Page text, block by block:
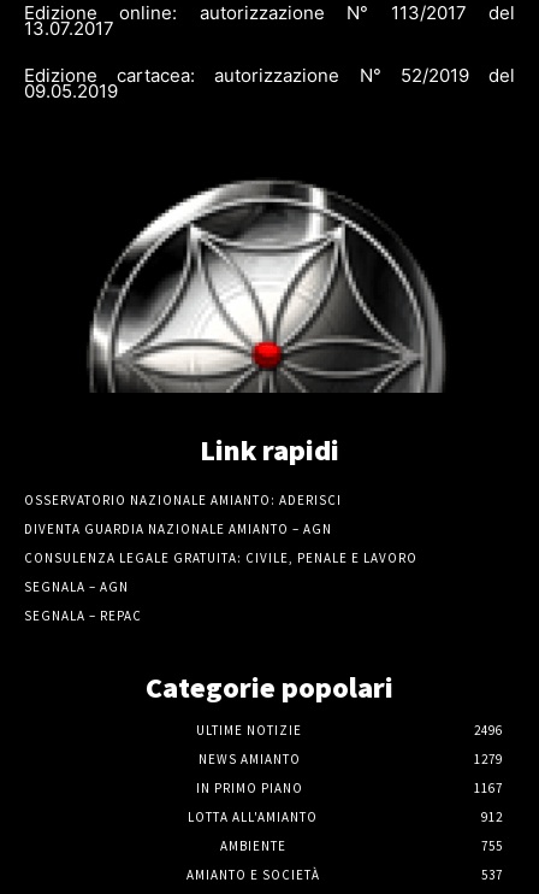
Edizione online: autorizzazione N° 113/2017 del
13.07.2017
Edizione cartacea: autorizzazione N° 52/2019 del
09.05.2019
Link rapidi
OSSERVATORIO NAZIONALE AMIANTO: ADERISCI
DIVENTA GUARDIA NAZIONALE AMIANTO – AGN
CONSULENZA LEGALE GRATUITA: CIVILE, PENALE E LAVORO
SEGNALA – AGN
SEGNALA – REPAC
Categorie popolari
ULTIME NOTIZIE
2496
NEWS AMIANTO
1279
IN PRIMO PIANO
1167
LOTTA ALL'AMIANTO
912
AMBIENTE
755
AMIANTO E SOCIETÀ
537